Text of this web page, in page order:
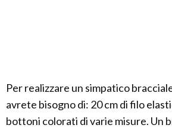
Per realizzare un simpatico
avrete bisogno di: 20 cm di filo
bottoni colorati di varie misure. Un